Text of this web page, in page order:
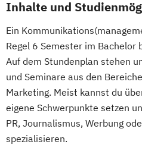
Inhalte und
Ein
Regel 6 Semester im Bachelor
Auf dem Stundenplan stehen
und Seminare aus den
Marketing. Meist kannst du
eigene Schwerpunkte setzen
PR, Journalismus, Werbung
spezialisieren.